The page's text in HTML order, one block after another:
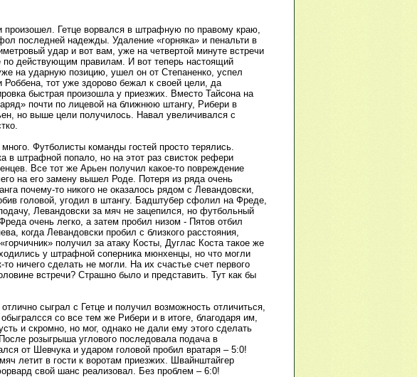
произошел. Гетце ворвался в штрафную по правому краю,
последней надежды. Удаление «горняка» и пенальти в
удар и вот вам, уже на четвертой минуте встречи
действующим правилам. И вот теперь настоящий
на ударную позицию, ушел он от Степаненко, успел
Роббена, тот уже здорово бежал к своей цели, да
быстрая произошла у приезжих. Вместо Тайсона на
почти по лицевой на ближнюю штангу, Рибери в
но выше цели получилось. Навал увеличивался с
Футболисты команды гостей просто терялись.
в штрафной попало, но на этот раз свисток рефери
Все тот же Арьен получил какое-то повреждение
на его замену вышел Роде. Потеря из ряда очень
почему-то никого не оказалось рядом с Левандовски,
головой, угодил в штангу. Бадштубер сфолил на Фреде,
Левандовски за мяч не зацепился, но футбольный
очень легко, а затем пробил низом - Пятов отбил
когда Левандовски пробил с близкого расстояния,
получил за атаку Косты, Дуглас Коста такое же
у штрафной соперника мюнхенцы, но что могли
ничего сделать не могли. На их счастье счет первого
встречи? Страшно было и представить. Тут как бы
сыграл с Гетце и получил возможность отличиться,
со все тем же Рибери и в итоге, благодаря им,
и скромно, но мог, однако не дали ему этого сделать
розыгрыша углового последовала подача в
от Шевчука и ударом головой пробил вратаря – 5:0!
летит в гости к воротам приезжих. Швайнштайгер
свой шанс реализовал. Без проблем – 6:0!